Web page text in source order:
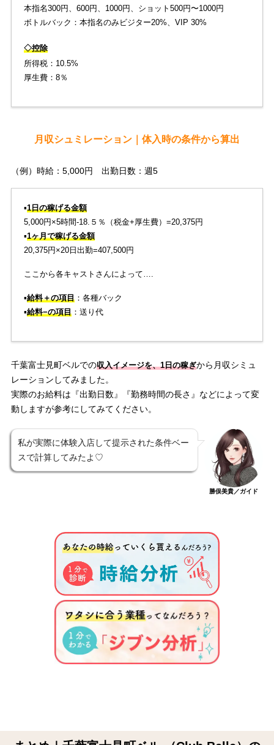
本指名300円、600円、1000円、ショット500円〜1000円
ボトルバック：本指名のみビジター20%、VIP 30%
◇控除
所得税：10.5%
厚生費：8％
月収シュミレーション｜体入時の条件から算出
（例）時給：5,000円 出勤日数：週5
▪️1日の稼げる金額
5,000円×5時間-18.５％（税金+厚生費）=20,375円
▪️1ヶ月で稼げる金額
20,375円×20日出勤=407,500円
ここから各キャストさんによって….
▪️給料＋の項目：各種バック
▪️給料−の項目：送り代
千葉富士見町ベルでの収入イメージを、1日の稼ぎから月収シミュ
レーションしてみました。
実際のお給料は『出勤日数』『勤務時間の長さ』などによって変
動しますが参考にしてみてください。
私が実際に体験入店して提示された条件ベー
スで計算してみたよ♡
勝俣美貴／ガイド